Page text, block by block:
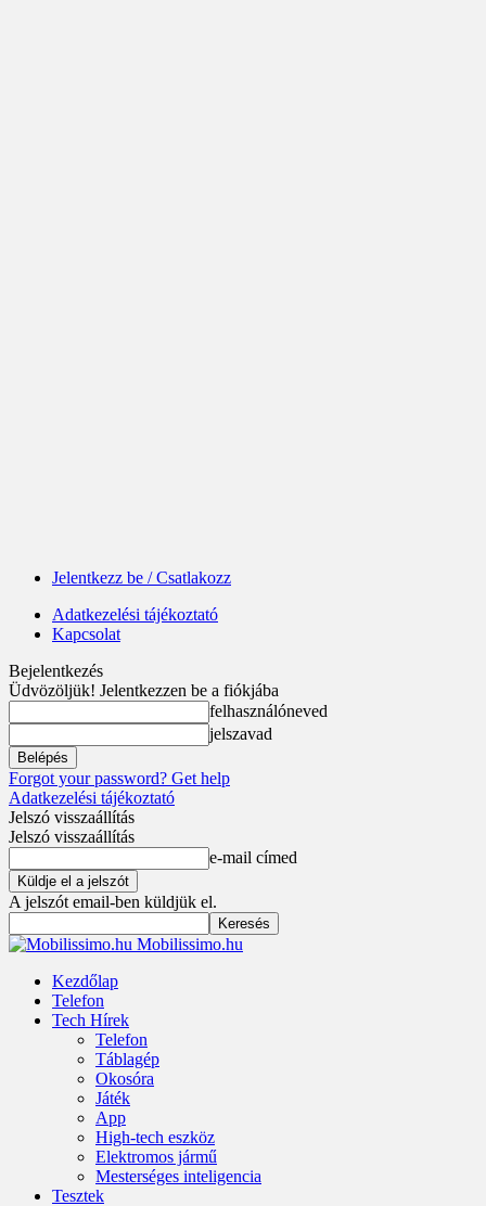
Jelentkezz be / Csatlakozz
Adatkezelési tájékoztató
Kapcsolat
Bejelentkezés
Üdvözöljük! Jelentkezzen be a fiókjába
felhasználóneved
jelszavad
Forgot your password? Get help
Adatkezelési tájékoztató
Jelszó visszaállítás
Jelszó visszaállítás
e-mail címed
A jelszót email-ben küldjük el.
Mobilissimo.hu
Kezdőlap
Telefon
Tech Hírek
Telefon
Táblagép
Okosóra
Játék
App
High-tech eszköz
Elektromos jármű
Mesterséges inteligencia
Tesztek